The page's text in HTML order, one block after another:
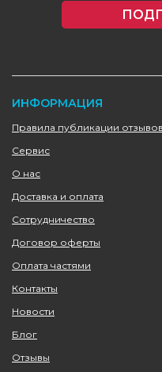
ИНФОРМАЦИЯ
Правила публикации отзывов
Сервис
О нас
Доставка и оплата
Сотрудничество
Договор оферты
Оплата частями
Контакты
Новости
Блог
Отзывы